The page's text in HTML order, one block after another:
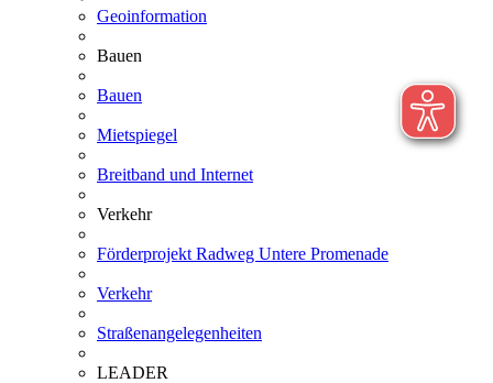
Geoinformation
Bauen
Bauen
Mietspiegel
Breitband und Internet
Verkehr
Förderprojekt Radweg Untere Promenade
Verkehr
Straßenangelegenheiten
LEADER